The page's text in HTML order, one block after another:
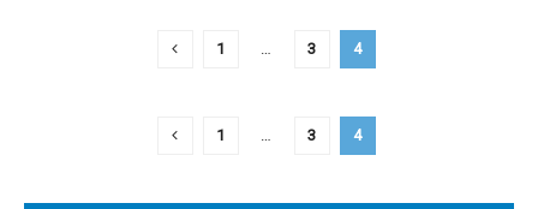
1 … 3 4
1 … 3 4